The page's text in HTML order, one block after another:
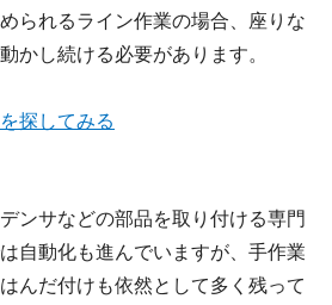
られるライン作業の場合、座りな
かし続ける必要があります。
探してみる
ンサなどの部品を取り付ける専門
自動化も進んでいますが、手作業
んだ付けも依然として多く残って